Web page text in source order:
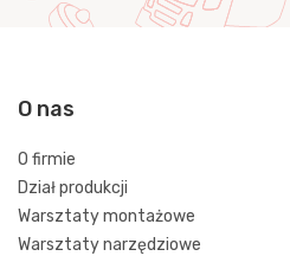
O nas
O firmie
Dział produkcji
Warsztaty montażowe
Warsztaty narzędziowe